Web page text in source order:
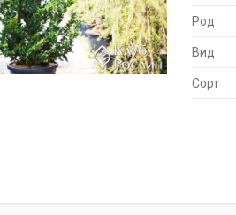
Род
Вид
Сорт